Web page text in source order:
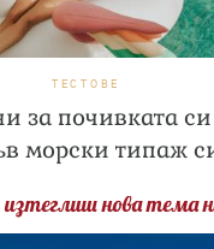
ТЕСТОВЕ
за почивката
морски типаж
нова тема